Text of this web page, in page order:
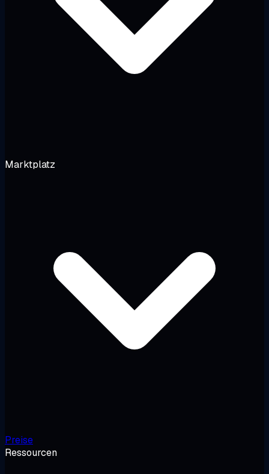
Marktplatz
Preise
Ressourcen